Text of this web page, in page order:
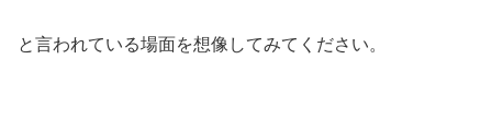
と言われている場面を想像してみてください。